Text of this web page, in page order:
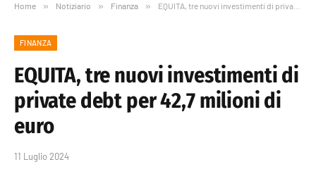
Home » Notiziario » Finanza » EQUITA, tre nuovi investimenti di private debt per 42,7 milioni di euro
FINANZA
EQUITA, tre nuovi investimenti di
private debt per 42,7 milioni di
euro
11 Luglio 2024